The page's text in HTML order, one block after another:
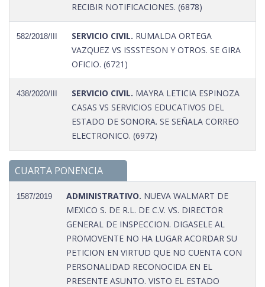
RECIBIR NOTIFICACIONES. (6878)
582/2018/III SERVICIO CIVIL. RUMALDA ORTEGA
VAZQUEZ VS ISSSTESON Y OTROS. SE GIRA
OFICIO. (6721)
438/2020/III SERVICIO CIVIL. MAYRA LETICIA ESPINOZA
CASAS VS SERVICIOS EDUCATIVOS DEL
ESTADO DE SONORA. SE SEÑALA CORREO
ELECTRONICO. (6972)
CUARTA PONENCIA
1587/2019 ADMINISTRATIVO. NUEVA WALMART DE
MEXICO S. DE R.L. DE C.V. VS. DIRECTOR
GENERAL DE INSPECCION. DIGASELE AL
PROMOVENTE NO HA LUGAR ACORDAR SU
PETICION EN VIRTUD QUE NO CUENTA CON
PERSONALIDAD RECONOCIDA EN EL
PRESENTE ASUNTO. VISTO EL ESTADO